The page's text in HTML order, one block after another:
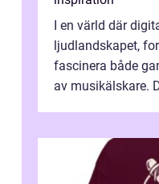
I en värld där
ljudlandskapet,
fascinera både
av musikälskare.